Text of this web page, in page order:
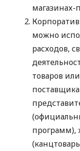
магазинах-
можно
расходов,
товаров
программ),